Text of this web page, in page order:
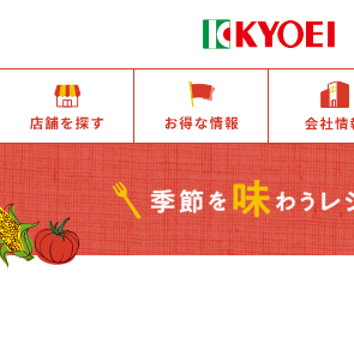
店舗を探す お得な情報